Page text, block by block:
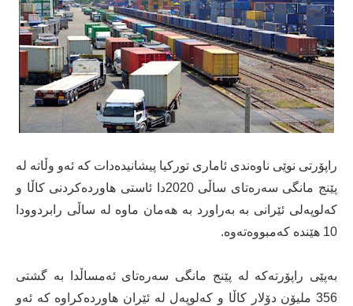
راپۆرتی نوێی ناوەندی ئاماری تورکیا پیشانیدەدات کە ئەو وڵاتە لە
پێنج مانگی سەرەتای ساڵی 2020دا ئاستی هاوردەکردنی کاڵا و
کەلوپەلی ئێرانی بە بەراورد بە هەمان ماوە لە ساڵی رابردوودا
10 هێندە کەمبووەتەوە.
بەپێی راپۆرتەکە لە پێنج مانگی سەرەتای ئەمساڵدا بە گشتی
356 ملیۆن دۆلار کاڵا و کەلوپەل لە ئێران هاوردەکراوە کە ئەو